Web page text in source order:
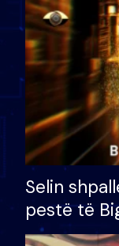
Selin
pestë të
çmimin e